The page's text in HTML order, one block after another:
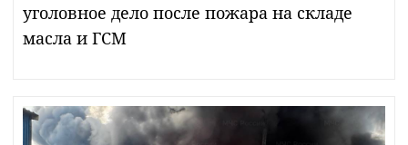
уголовное дело после пожара на складе
масла и ГСМ